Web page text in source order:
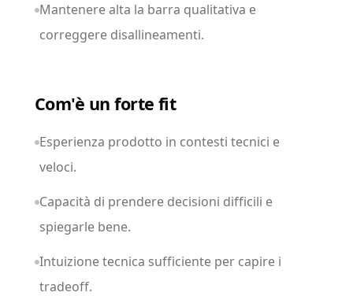
Mantenere alta la barra qualitativa e
correggere disallineamenti.
Com'è un forte fit
Esperienza prodotto in contesti tecnici e
veloci.
Capacità di prendere decisioni difficili e
spiegarle bene.
Intuizione tecnica sufficiente per capire i
tradeoff.